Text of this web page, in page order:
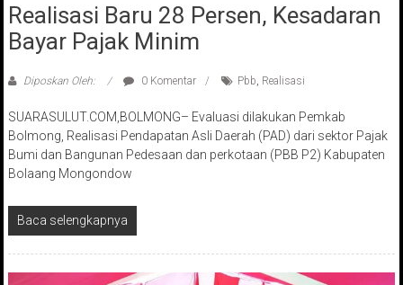
Realisasi Baru 28 Persen, Kesadaran
Bayar Pajak Minim
Diposkan Oleh: 0 Komentar Pbb Realisasi
SUARASULUT.COM,BOLMONG– Evaluasi dilakukan Pemkab
Bolmong, Realisasi Pendapatan Asli Daerah (PAD) dari sektor Pajak
Bumi dan Bangunan Pedesaan dan perkotaan (PBB P2) Kabupaten
Bolaang Mongondow
Baca selengkapnya